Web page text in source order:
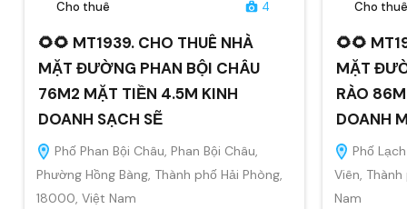
Cho thuê 4
🌻🌻 MT1939. CHO THUÊ NHÀ
MẶT ĐƯỜNG PHAN BỘI CHÂU
76M2 MẶT TIỀN 4.5M KINH
DOANH SẠCH SẼ
Phố Phan Bội Châu, Phan Bội Châu,
Phường Hồng Bàng, Thành phố Hải Phòng,
18000, Việt Nam
Cho thuê
🌻🌻
MẶT
RÀO
DOANH
Phố
Viên,
Nam